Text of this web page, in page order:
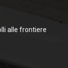
alle frontiere